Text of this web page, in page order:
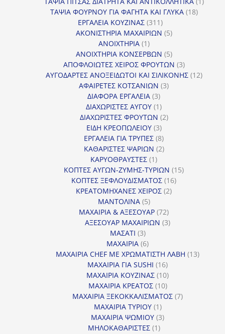
ΤΑΨΙΑ ΦΟΥΡΝΟΥ ΓΙΑ ΦΑΓΗΤΑ ΚΑΙ ΓΛΥΚΑ 1818
ΕΡΓΑΛΕΙΑ ΚΟΥΖΙΝΑΣ 311311
προϊόντα
ΑΚΟΝΙΣΤΗΡΙΑ ΜΑΧΑΙΡΙΩΝ 55
ΑΝΟΙΧΤΗΡΙΑ 11
προϊόν
ΑΝΟΙΧΤΗΡΙΑ ΚΟΝΣΕΡΒΩΝ 55
προϊόντα
ΑΠΟΦΛΟΙΩΤΕΣ ΧΕΙΡΟΣ ΦΡΟΥΤΩΝ 33
προϊόντα
ΑΥΓΟΔΑΡΤΕΣ ΑΝΟΞΕΙΔΩΤΟΙ ΚΑΙ ΣΙΛΙΚΟΝΗΣ 1212
ΑΦΑΙΡΕΤΕΣ ΚΟΤΣΑΝΙΩΝ 33
ΔΙΑΦΟΡΑ ΕΡΓΑΛΕΙΑ 33
προϊόντα
ΔΙΑΧΩΡΙΣΤΕΣ ΑΥΓΟΥ 11
προϊόν
ΔΙΑΧΩΡΙΣΤΕΣ ΦΡΟΥΤΩΝ 22
ΕΙΔΗ ΚΡΕΟΠΩΛΕΙΟΥ 33
προϊόντα
ΕΡΓΑΛΕΙΑ ΓΙΑ ΤΡΥΠΕΣ 88
προϊόντα
ΚΑΘΑΡΙΣΤΕΣ ΨΑΡΙΩΝ 22
ΚΑΡΥΟΘΡΑΥΣΤΕΣ 11
προϊόν
ΚΟΠΤΕΣ ΑΥΓΩΝ-ΖΥΜΗΣ-ΤΥΡΙΩΝ 1515
ΚΟΠΤΕΣ ΞΕΦΛΟΥΔΙΣΜΑΤΟΣ 1616
ΚΡΕΑΤΟΜΗΧΑΝΕΣ ΧΕΙΡΟΣ 22
ΜΑΝΤΟΛΙΝΑ 55
προϊόντα
ΜΑΧΑΙΡΙΑ & ΑΞΕΣΟΥΑΡ 7272
προϊόντα
ΑΞΕΣΟΥΑΡ ΜΑΧΑΙΡΙΩΝ 33
ΜΑΣΑΤΙ 33
προϊόντα
ΜΑΧΑΙΡΙΑ 66
προϊόντα
ΜΑΧΑΙΡΙΑ CHEF ΜΕ ΧΡΩΜΑΤΙΣΤΗ ΛΑΒΗ 1313
ΜΑΧΑΙΡΙΑ ΓΙΑ SUSHI 1616
προϊόντα
ΜΑΧΑΙΡΙΑ ΚΟΥΖΙΝΑΣ 1010
προϊόντα
ΜΑΧΑΙΡΙΑ ΚΡΕΑΤΟΣ 1010
προϊόντα
ΜΑΧΑΙΡΙΑ ΞΕΚΟΚΚΑΛΙΣΜΑΤΟΣ 77
ΜΑΧΑΙΡΙΑ ΤΥΡΙΟΥ 11
προϊόν
ΜΑΧΑΙΡΙΑ ΨΩΜΙΟΥ 33
ΜΗΛΟΚΑΘΑΡΙΣΤΕΣ 11